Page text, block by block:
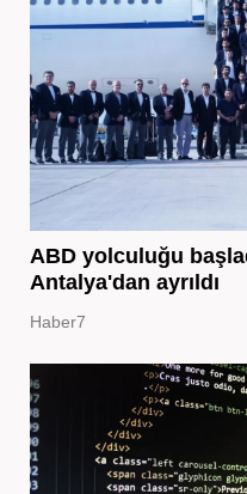
ABD yolculuğu
Antalya'dan ayrıldı
Haber7